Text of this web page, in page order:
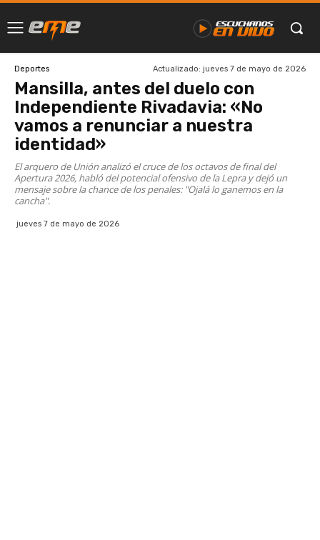
Deportes Actualizado: jueves 7 de mayo de 2026
Mansilla, antes del duelo con
Independiente Rivadavia: «No
vamos a renunciar a nuestra
identidad»
El arquero de Unión analizó el cruce de los octavos de final del
Apertura 2026, habló del potencial ofensivo de la Lepra y dejó un
mensaje sobre la chance de los penales: "Ojalá lo ganemos en la
cancha".
jueves 7 de mayo de 2026